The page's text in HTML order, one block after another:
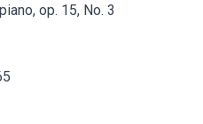
op. 15, No. 3